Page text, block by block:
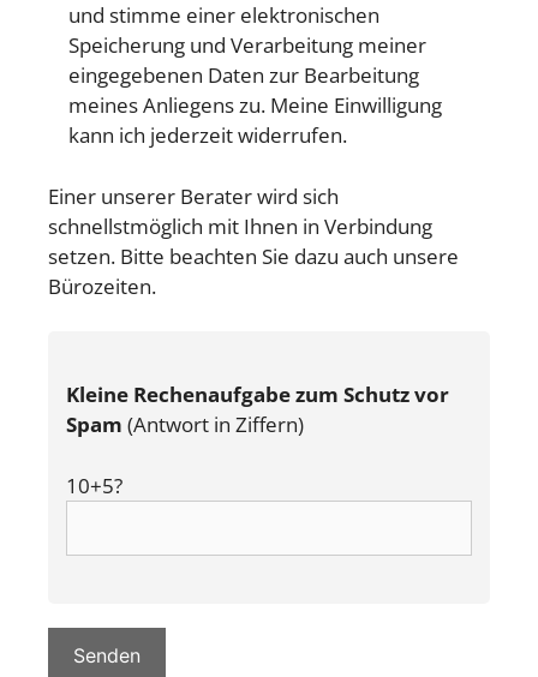
und stimme einer elektronischen
Speicherung und Verarbeitung meiner
eingegebenen Daten zur Bearbeitung
meines Anliegens zu. Meine Einwilligung
kann ich jederzeit widerrufen.
Einer unserer Berater wird sich
schnellstmöglich mit Ihnen in Verbindung
setzen. Bitte beachten Sie dazu auch unsere
Bürozeiten.
Kleine Rechenaufgabe zum Schutz vor
Spam (Antwort in Ziffern)
10+5?